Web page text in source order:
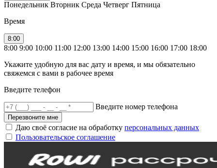
Понедельник Вторник Среда Четверг Пятница
Время
8:00
8:00 9:00 10:00 11:00 12:00 13:00 14:00 15:00 16:00 17:00 18:00
Укажите удобную для вас дату и время, и мы обязательно
свяжемся с вами в рабочее время
Введите телефон
Введите номер телефона
Перезвоните мне
Даю своё согласие на обработку персональных данных
Пользовательское соглашение